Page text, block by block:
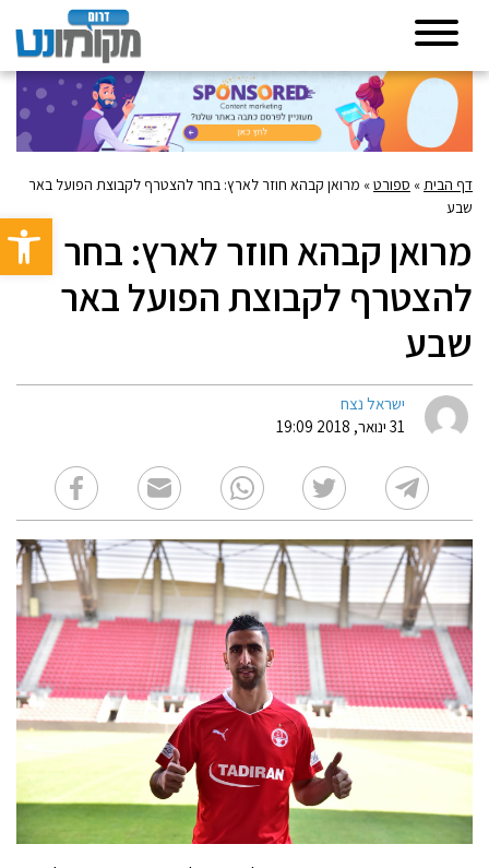
פתח
דף הבית» ספורט» מרואן קבהא חוזר לארץ: בחר להצטרף לקבוצת הפועל באר
שבע
מרואן קבהא חוזר לארץ: בחר
להצטרף לקבוצת הפועל באר
שבע
ישראל נצח
31 ינואר, 2018 19:09